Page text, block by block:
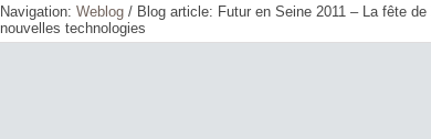
>> ROBOTS
Navigation: Weblog / Blog article: Futur en Seine 2011 – La fête
nouvelles technologies